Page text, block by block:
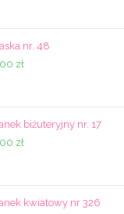
nr. 48
zł
biżuteryjny nr. 17
zł
kwiatowy nr 326